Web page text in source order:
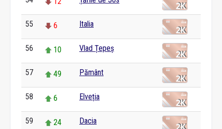
55 6 Italia
56 10 Vlad Țepeș
57 49 Pământ
58 6 Elveția
59 24 Dacia